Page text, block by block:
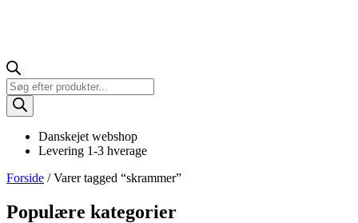
Products
search
Danskejet webshop
Levering 1-3 hverage
Forside / Varer tagged “skrammer”
Populære kategorier